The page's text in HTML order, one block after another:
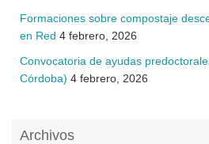
Formaciones sobre compostaje
en Red 4 febrero, 2026
Convocatoria de ayudas
Córdoba) 4 febrero, 2026
Archivos